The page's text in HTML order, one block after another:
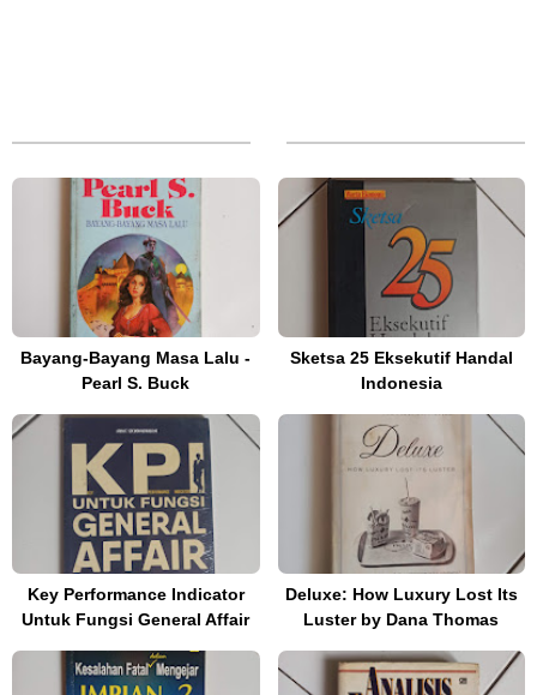
Bayang-Bayang Masa Lalu -
Pearl S. Buck
Sketsa 25 Eksekutif Handal
Indonesia
Key Performance Indicator
Untuk Fungsi General Affair
Deluxe: How Luxury Lost Its
Luster by Dana Thomas